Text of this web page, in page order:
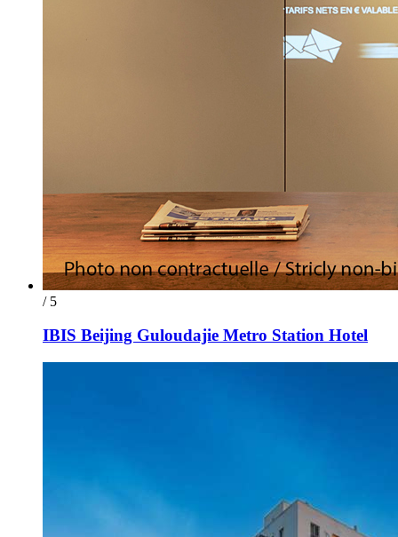
/ 5
IBIS Beijing Guloudajie Metro Station Hotel